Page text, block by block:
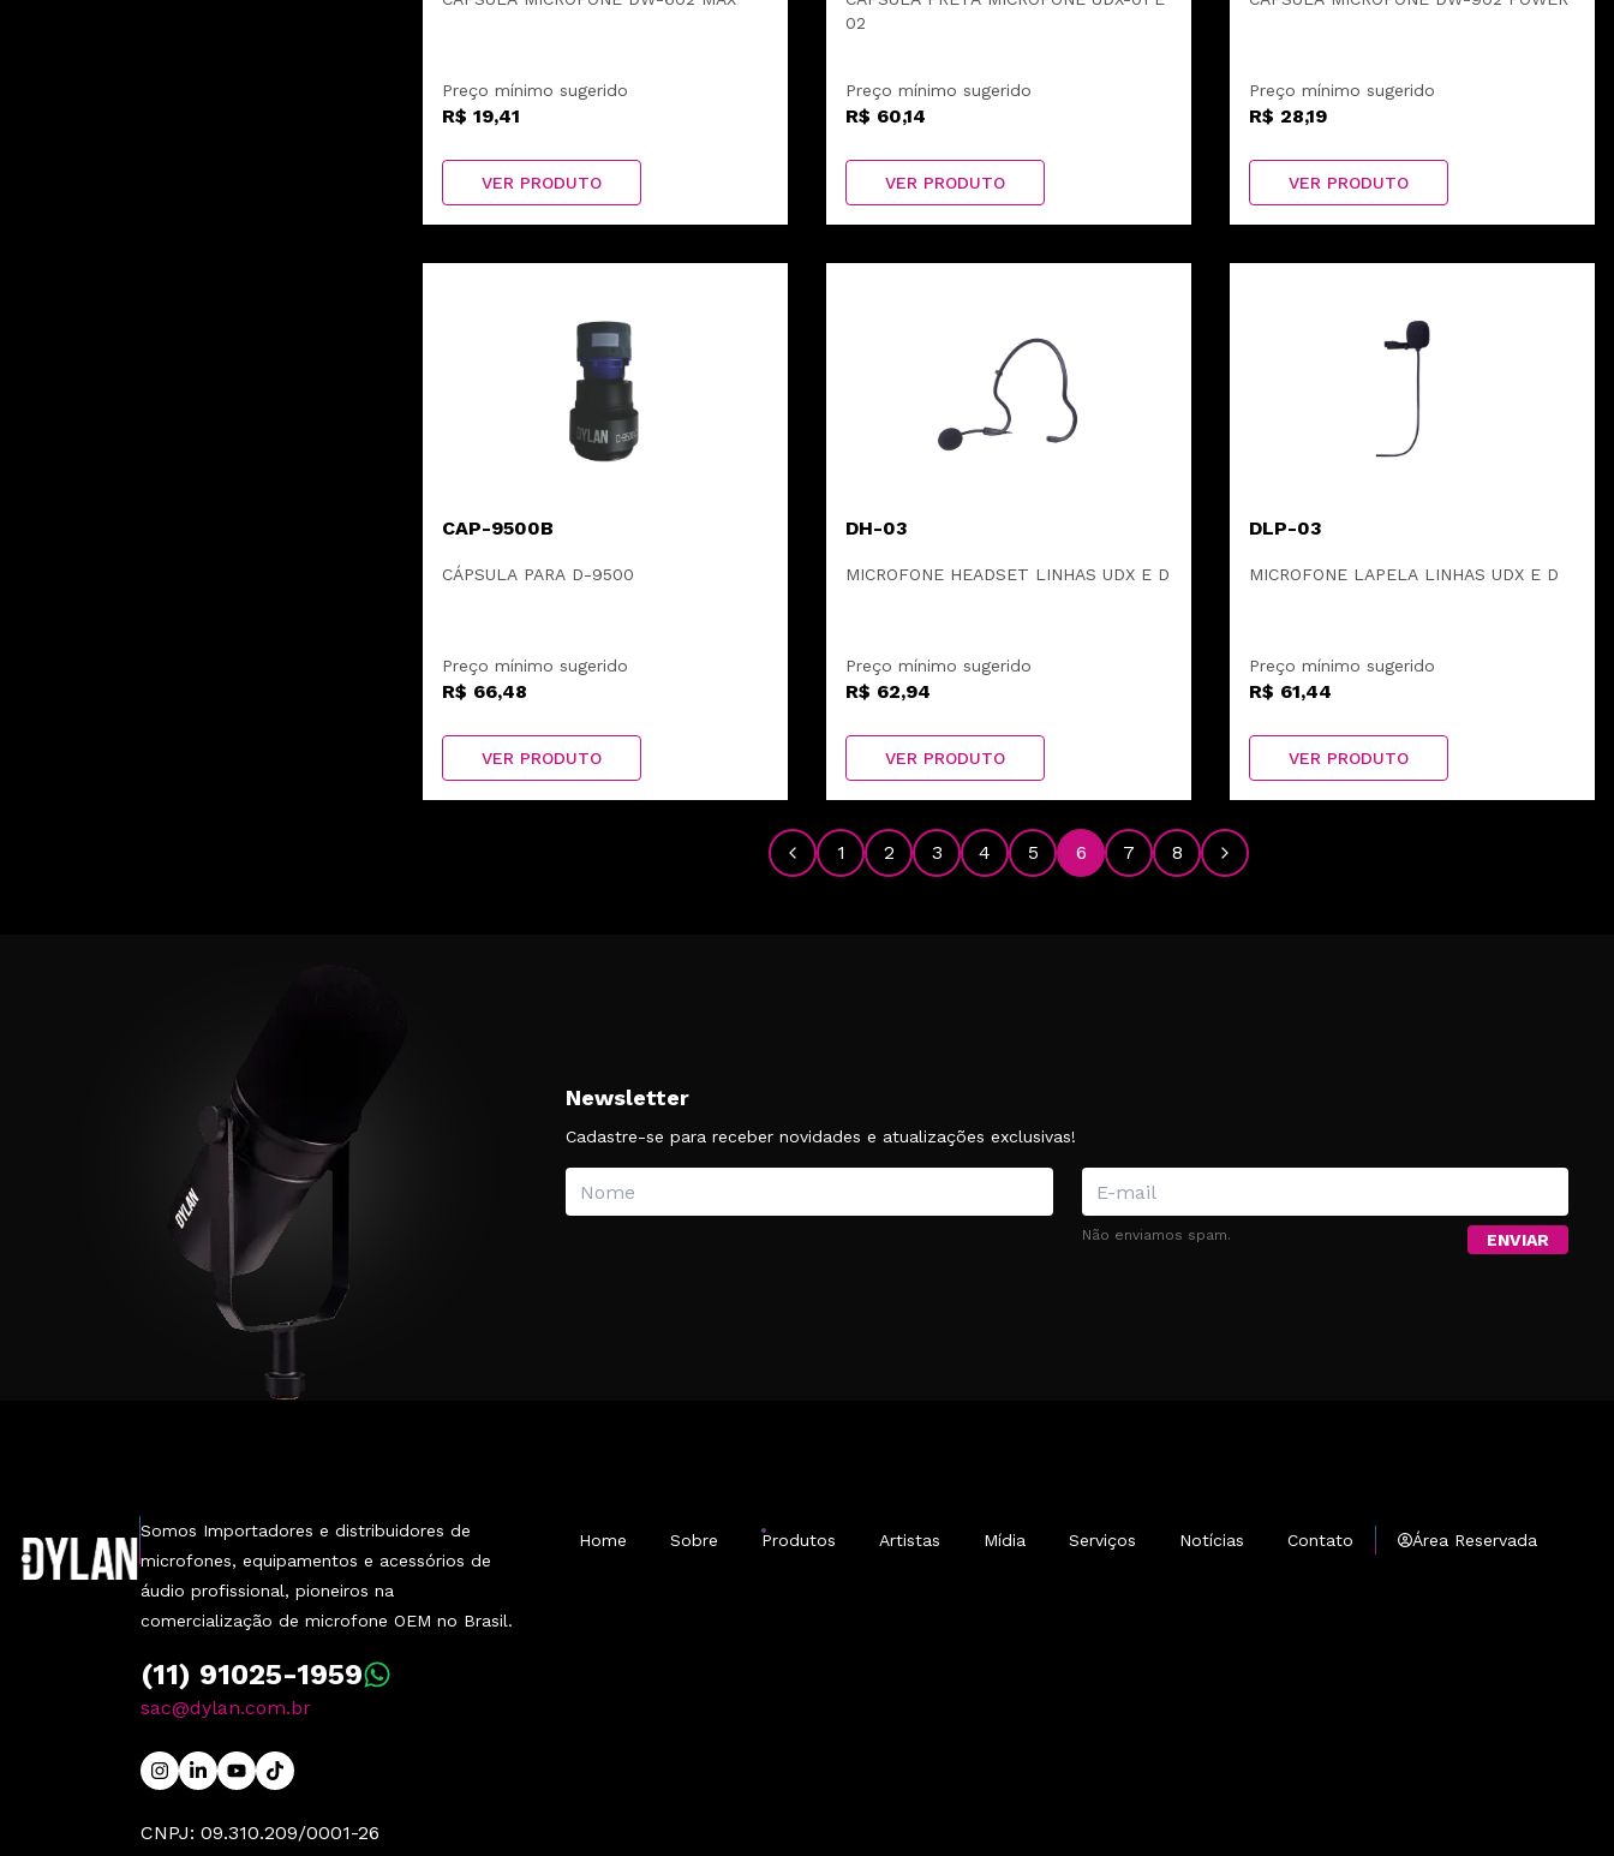
Preço mínimo sugerido
R$ 19,41
VER PRODUTO
02
Preço mínimo sugerido
R$ 60,14
VER PRODUTO
Preço mínimo sugerido
R$ 28,19
VER PRODUTO
CAP-9500B
CÁPSULA PARA D-9500
Preço mínimo sugerido
R$ 66,48
VER PRODUTO
DH-03
MICROFONE HEADSET LINHAS UDX E D
Preço mínimo sugerido
R$ 62,94
VER PRODUTO
DLP-03
MICROFONE LAPELA LINHAS UDX E D
Preço mínimo sugerido
R$ 61,44
VER PRODUTO
Anterior
1 2 3 4 5 6 7 8
Próximo
Newsletter
Cadastre-se para receber novidades e atualizações exclusivas!
Não enviamos spam. ENVIAR
Somos Importadores e distribuidores de
microfones, equipamentos e acessórios de
áudio profissional, pioneiros na
comercialização de microfone OEM no Brasil.
(11) 91025-1959
sac@dylan.com.br
CNPJ: 09.310.209/0001-26
Home Sobre Produtos Artistas Mídia Serviços Notícias Contato Área Reservada